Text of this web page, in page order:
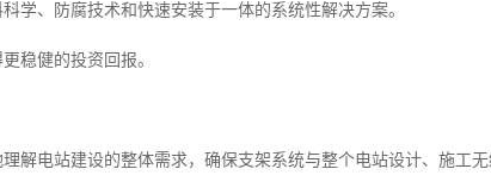
学、防腐技术和快速安装于一体的系统性解决方案。
稳健的投资回报。
解电站建设的整体需求，确保支架系统与整个电站设计、施工